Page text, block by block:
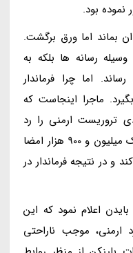
نموده بود.
بماند اما ورق برگشت.
وسیله رسانه ها بلکه به
اما چرا فرماندار
ماجرا اینجاست که
تروریست ارمنی را رد
نموده بود اما لابی ارامنه توانست یک میلیون و 900 هزار امضا
و در نتیجه فرماندار در
اعلام نمود که این
ارمنی، موجب ناراحتی